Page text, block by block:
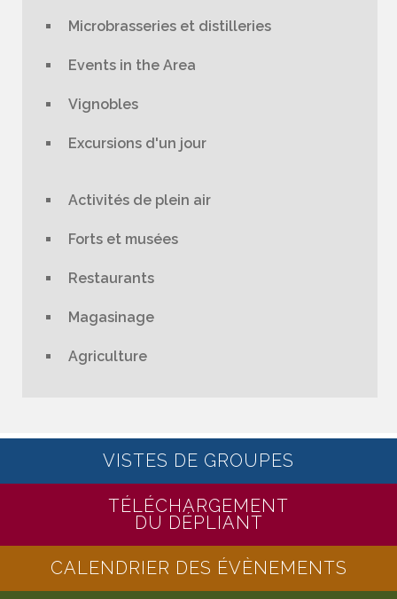
Microbrasseries et distilleries
Events in the Area
Vignobles
Excursions d'un jour
Activités de plein air
Forts et musées
Restaurants
Magasinage
Agriculture
VISTES DE GROUPES
TÉLÉCHARGEMENT
DU DÉPLIANT
CALENDRIER DES ÉVÈNEMENTS